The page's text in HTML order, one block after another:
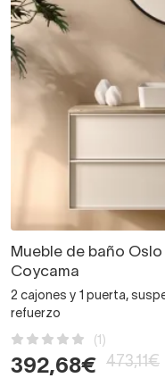
Mueble de baño
Coycama
2 cajones y 1 puerta,
refuerzo
(1)
392,68€ 473,11€